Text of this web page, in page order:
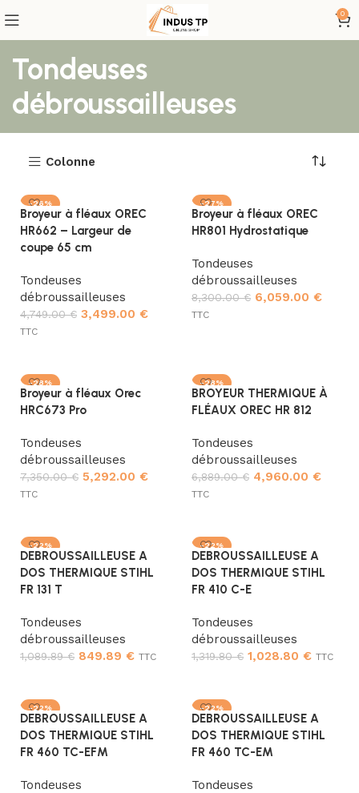
0
Tondeuses
débroussailleuses
Colonne
-26%
Broyeur à fléaux OREC
HR662 – Largeur de
coupe 65 cm
Tondeuses
débroussailleuses
4,749.00€ 3,499.00 €
TTC
-27%
Broyeur à fléaux OREC
HR801 Hydrostatique
Tondeuses
débroussailleuses
8,300.00€ 6,059.00 €
TTC
-28%
Broyeur à fléaux Orec
HRC673 Pro
Tondeuses
débroussailleuses
7,350.00€ 5,292.00 €
TTC
-28%
BROYEUR THERMIQUE À
FLÉAUX OREC HR 812
Tondeuses
débroussailleuses
6,889.00€ 4,960.00 €
TTC
-22%
DEBROUSSAILLEUSE A
DOS THERMIQUE STIHL
FR 131 T
Tondeuses
débroussailleuses
1,089.89€ 849.89 € TTC
-22%
DEBROUSSAILLEUSE A
DOS THERMIQUE STIHL
FR 410 C-E
Tondeuses
débroussailleuses
1,319.80€ 1,028.80 € TTC
-22%
DEBROUSSAILLEUSE A
DOS THERMIQUE STIHL
FR 460 TC-EFM
Tondeuses
-22%
DEBROUSSAILLEUSE A
DOS THERMIQUE STIHL
FR 460 TC-EM
Tondeuses